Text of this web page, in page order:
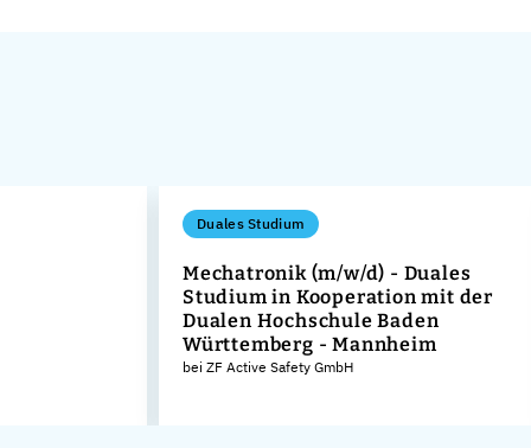
Duales Studium
Mechatronik (m/w/d) - Duales
Studium in Kooperation mit der
Dualen Hochschule Baden
Württemberg - Mannheim
bei ZF Active Safety GmbH